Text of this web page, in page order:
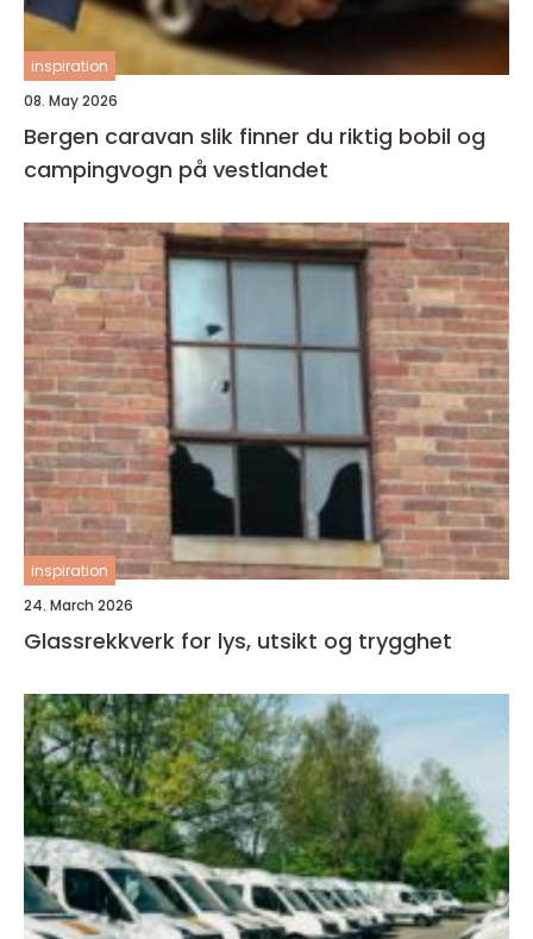
inspiration
08. May 2026
Bergen caravan slik finner du riktig bobil og
campingvogn på vestlandet
inspiration
24. March 2026
Glassrekkverk for lys, utsikt og trygghet